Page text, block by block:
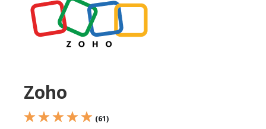
Zoho
★ ★ ★ ★ ★ (61)